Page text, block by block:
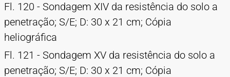
Fl. 120 - Sondagem XIV da resistência do solo a
penetração; S/E; D: 30 x 21 cm; Cópia
heliográfica
Fl. 121 - Sondagem XV da resistência do solo a
penetração; S/E; D: 30 x 21 cm; Cópia